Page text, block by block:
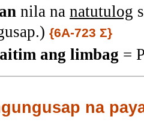
nila na natutulog
) {6A-723 Σ}
ang limbag =
na